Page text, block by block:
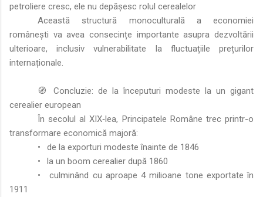
petroliere cresc, ele nu depășesc rolul cerealelor
Această structură monoculturală a economiei
românești va avea consecințe importante asupra dezvoltării
ulterioare, inclusiv vulnerabilitate la fluctuațiile prețurilor
internaționale.
🧭 Concluzie: de la începuturi modeste la un gigant
cerealier european
În secolul al XIX‑lea, Principatele Române trec printr-o
transformare economică majoră:
•
de la exporturi modeste înainte de 1846
•
la un boom cerealier după 1860
•
culminând cu aproape 4 milioane tone exportate în
1911